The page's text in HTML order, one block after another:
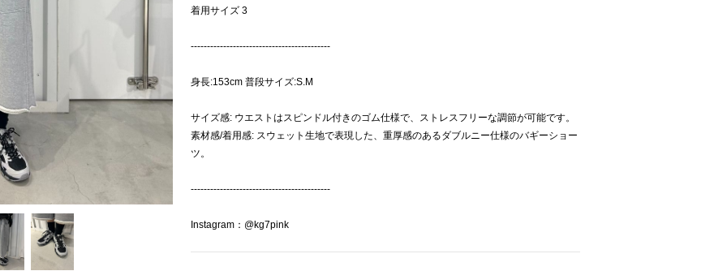
着用サイズ 3
-------------------------------------------
身長:153cm 普段サイズ:S.M
サイズ感: ウエストはスピンドル付きのゴム仕様で、ストレスフリーな調節が可能です。
素材感/着用感: スウェット生地で表現した、重厚感のあるダブルニー仕様のバギーショー
ツ。
-------------------------------------------
Instagram：@kg7pink